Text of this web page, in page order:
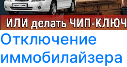
Отключение
иммобилайзера